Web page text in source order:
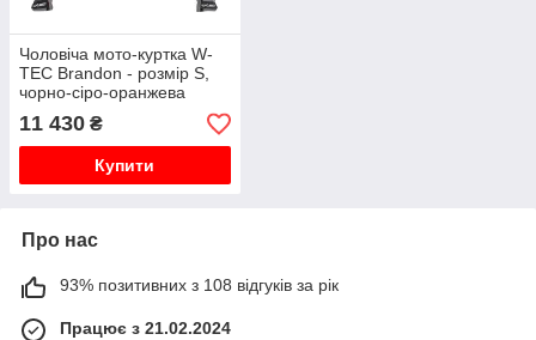
Чоловіча мото-куртка W-
TEC Brandon - розмір S,
чорно-сіро-оранжева
11 430 ₴
Купити
Про нас
93% позитивних з 108 відгуків за рік
Працює з 21.02.2024